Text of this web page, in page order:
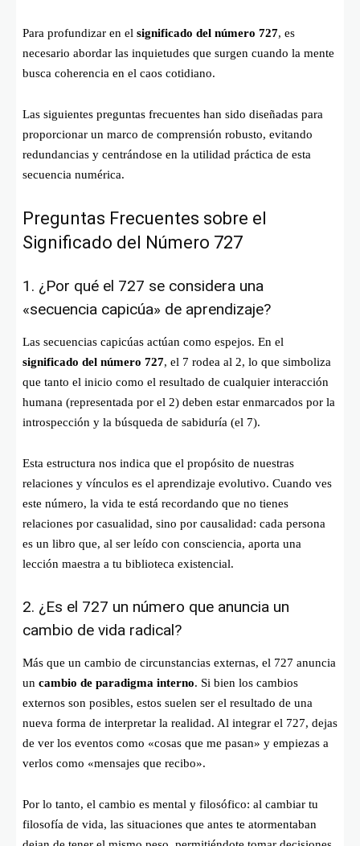
Para profundizar en el significado del número 727, es
necesario abordar las inquietudes que surgen cuando la mente
busca coherencia en el caos cotidiano.
Las siguientes preguntas frecuentes han sido diseñadas para
proporcionar un marco de comprensión robusto, evitando
redundancias y centrándose en la utilidad práctica de esta
secuencia numérica.
Preguntas Frecuentes sobre el
Significado del Número 727
1. ¿Por qué el 727 se considera una
«secuencia capicúa» de aprendizaje?
Las secuencias capicúas actúan como espejos. En el
significado del número 727, el 7 rodea al 2, lo que simboliza
que tanto el inicio como el resultado de cualquier interacción
humana (representada por el 2) deben estar enmarcados por la
introspección y la búsqueda de sabiduría (el 7).
Esta estructura nos indica que el propósito de nuestras
relaciones y vínculos es el aprendizaje evolutivo. Cuando ves
este número, la vida te está recordando que no tienes
relaciones por casualidad, sino por causalidad: cada persona
es un libro que, al ser leído con consciencia, aporta una
lección maestra a tu biblioteca existencial.
2. ¿Es el 727 un número que anuncia un
cambio de vida radical?
Más que un cambio de circunstancias externas, el 727 anuncia
un cambio de paradigma interno. Si bien los cambios
externos son posibles, estos suelen ser el resultado de una
nueva forma de interpretar la realidad. Al integrar el 727, dejas
de ver los eventos como «cosas que me pasan» y empiezas a
verlos como «mensajes que recibo».
Por lo tanto, el cambio es mental y filosófico: al cambiar tu
filosofía de vida, las situaciones que antes te atormentaban